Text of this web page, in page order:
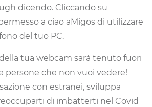
dicendo. Cliccando su
a ciao aMigos di utilizzare
del tuo PC.
tua webcam sarà tenuto fuori
persone che non vuoi vedere!
con estranei, sviluppa
di imbatterti nel Covid